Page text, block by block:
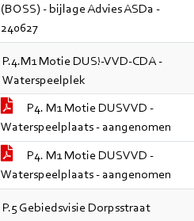
(BOSS) - bijlage Advies ASDa -
240627
P.4.M1 Motie DUS!-VVD-CDA -
Waterspeelplek
P4. M1 Motie DUSVVD -
Waterspeelplaats - aangenomen
P4. M1 Motie DUSVVD -
Waterspeelplaats - aangenomen
P.5 Gebiedsvisie Dorpsstraat